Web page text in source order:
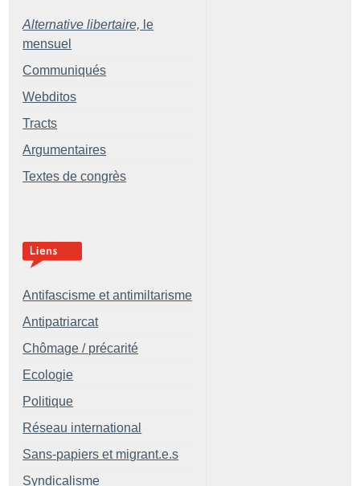
Alternative libertaire, le
mensuel
Communiqués
Webditos
Tracts
Argumentaires
Textes de congrès
Antifascisme et antimiltarisme
Antipatriarcat
Chômage / précarité
Ecologie
Politique
Réseau international
Sans-papiers et migrant.e.s
Syndicalisme